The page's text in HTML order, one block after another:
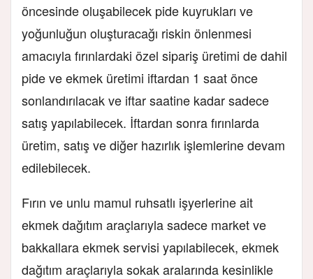
öncesinde oluşabilecek pide kuyrukları ve
yoğunluğun oluşturacağı riskin önlenmesi
amacıyla fırınlardaki özel sipariş üretimi de dahil
pide ve ekmek üretimi iftardan 1 saat önce
sonlandırılacak ve iftar saatine kadar sadece
satış yapılabilecek. İftardan sonra fırınlarda
üretim, satış ve diğer hazırlık işlemlerine devam
edilebilecek.
Fırın ve unlu mamul ruhsatlı işyerlerine ait
ekmek dağıtım araçlarıyla sadece market ve
bakkallara ekmek servisi yapılabilecek, ekmek
dağıtım araçlarıyla sokak aralarında kesinlikle